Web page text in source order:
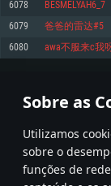
Sobre as
Utilizamos
sobre o
funções de
superior, Radeon RX
Disco: 75,9 GB
Network: Internet de
Processador: Intel Core
Memória: 16 GB
Placa Gráfica: NVIDIA
meses) / equivalentes
Network: Internet de
6078 BESMELYAH6_7
6079 爸爸的雷达#5
6080 awa不服来c我